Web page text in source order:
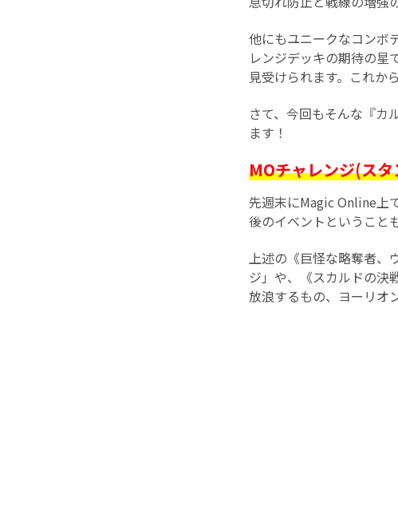
他にもユニークなコンボ
レンジデッキの期待の星
見受けられます。これか
さて、今回もそんな『カ
ます！
MOチャレンジ(ス
先週末にMagic Online上
後のイベントということ
上述の《巨怪な略奪者、
ジ」や、《スカルドの決
放浪するもの、ヨーリオ